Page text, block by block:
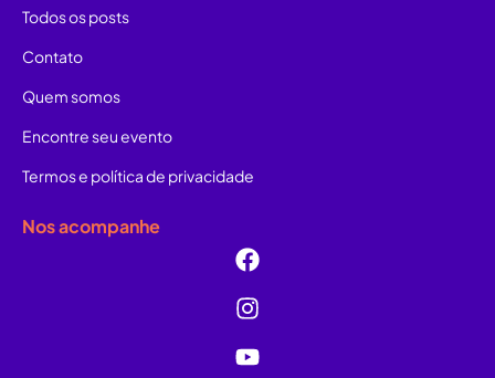
Todos os posts
Contato
Quem somos
Encontre seu evento
Termos e política de privacidade
Nos acompanhe